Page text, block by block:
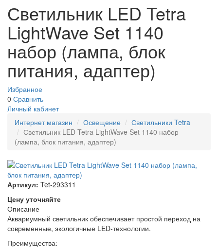
Светильник LED Tetra
LightWave Set 1140
набор (лампа, блок
питания, адаптер)
Избранное
0 Сравнить
Личный кабинет
Интернет магазин
Освещение
Светильники Tetra
Светильник LED Tetra LightWave Set 1140 набор
(лампа, блок питания, адаптер)
Артикул: Tet-293311
Цену уточняйте
Описание
Аквариумный светильник обеспечивает простой переход на
современные, экологичные LED-технологии.
Преимущества: